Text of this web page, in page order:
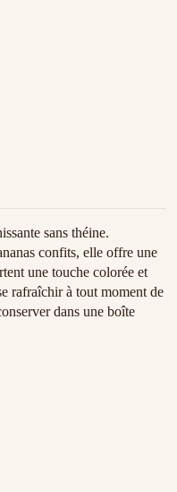
sans théine.
confits, elle offre une
une touche colorée et
rafraîchir à tout moment de
dans une boîte